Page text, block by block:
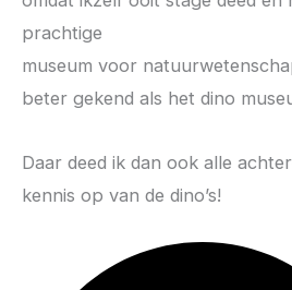
prachtige
museum voor
beter gekend als het dino
Daar deed ik dan ook alle
kennis op van de dino’s!